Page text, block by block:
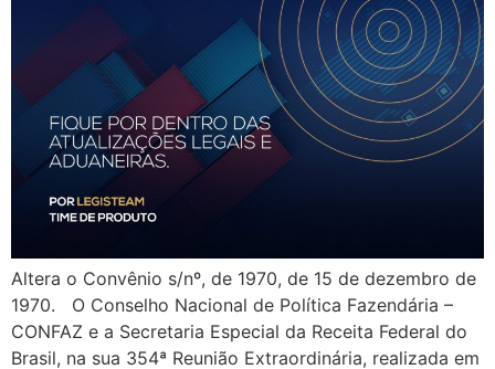
Altera o Convênio s/nº, de 1970, de 15 de dezembro de
1970. O Conselho Nacional de Política Fazendária –
CONFAZ e a Secretaria Especial da Receita Federal do
Brasil, na sua 354ª Reunião Extraordinária, realizada em